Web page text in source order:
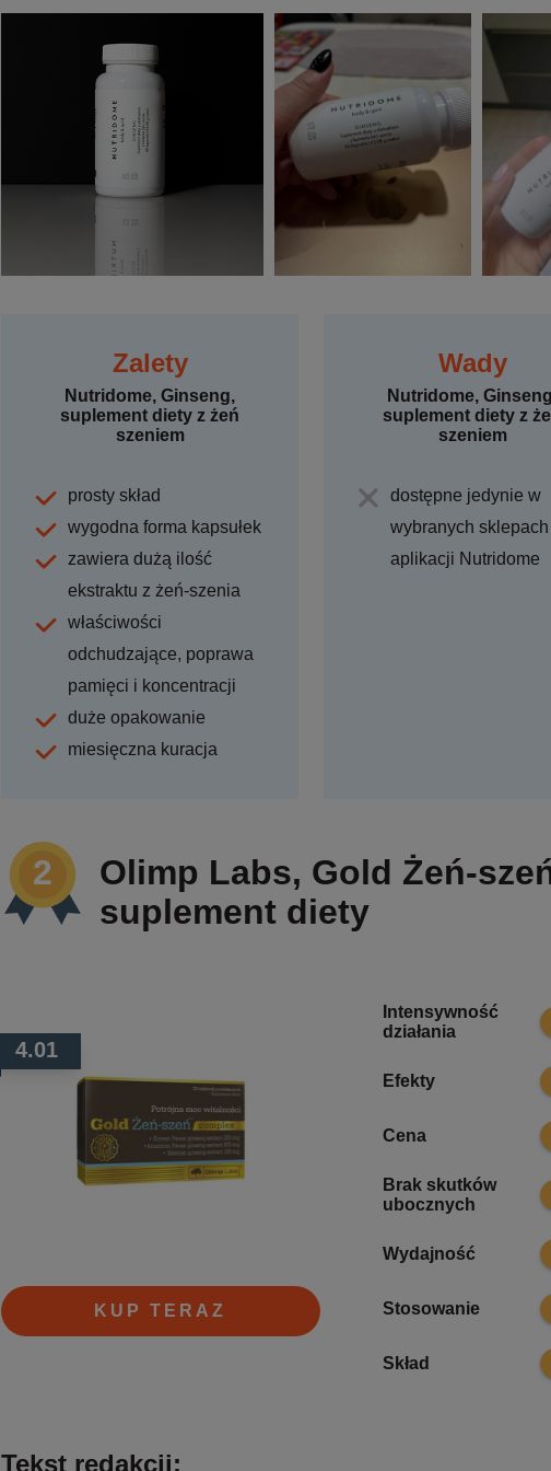
Zalety
Nutridome, Ginseng,
suplement diety z żeń
szeniem
prosty skład
wygodna forma kapsułek
zawiera dużą ilość
ekstraktu z żeń-szenia
właściwości
odchudzające, poprawa
pamięci i koncentracji
duże opakowanie
miesięczna kuracja
Wady
Nutridome,
suplement diety z
szeniem
dostępne jedynie w
wybranych
aplikacji Nutridome
Olimp Labs, Gold Żeń-
suplement diety
4.01
KUP TERAZ
Intensywność
działania
Efekty
Cena
Brak skutków
ubocznych
Wydajność
Stosowanie
Skład
Tekst redakcji: